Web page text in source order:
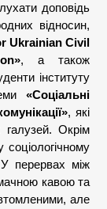
доповідь
відносин,
Ukrainian Civil
, а також
інституту
«Соціальні
, які
галузей. Окрім
перервах між
кавою та
але